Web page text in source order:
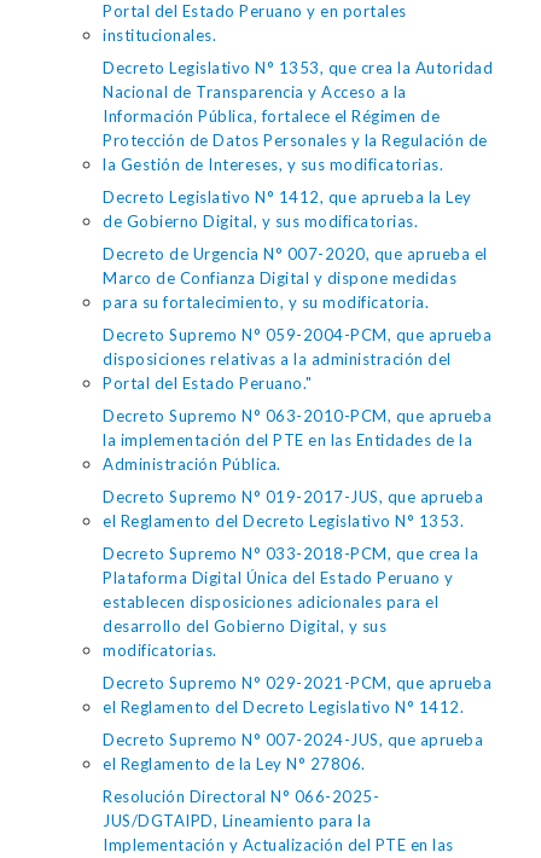
Portal del Estado Peruano y en portales
institucionales.
Decreto Legislativo N° 1353, que crea la Autoridad
Nacional de Transparencia y Acceso a la
Información Pública, fortalece el Régimen de
Protección de Datos Personales y la Regulación de
la Gestión de Intereses, y sus modificatorias.
Decreto Legislativo N° 1412, que aprueba la Ley
de Gobierno Digital, y sus modificatorias.
Decreto de Urgencia N° 007-2020, que aprueba el
Marco de Confianza Digital y dispone medidas
para su fortalecimiento, y su modificatoria.
Decreto Supremo N° 059-2004-PCM, que aprueba
disposiciones relativas a la administración del
Portal del Estado Peruano."
Decreto Supremo N° 063-2010-PCM, que aprueba
la implementación del PTE en las Entidades de la
Administración Pública.
Decreto Supremo N° 019-2017-JUS, que aprueba
el Reglamento del Decreto Legislativo N° 1353.
Decreto Supremo N° 033-2018-PCM, que crea la
Plataforma Digital Única del Estado Peruano y
establecen disposiciones adicionales para el
desarrollo del Gobierno Digital, y sus
modificatorias.
Decreto Supremo N° 029-2021-PCM, que aprueba
el Reglamento del Decreto Legislativo N° 1412.
Decreto Supremo N° 007-2024-JUS, que aprueba
el Reglamento de la Ley N° 27806.
Resolución Directoral N° 066-2025-
JUS/DGTAIPD, Lineamiento para la
Implementación y Actualización del PTE en las